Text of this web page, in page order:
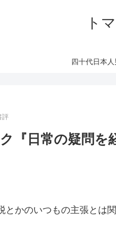
ト
四十代日本
評
『日常の疑問
かのいつもの主張とは